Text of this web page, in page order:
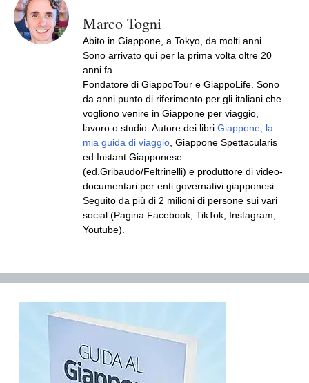
Marco Togni
Abito in Giappone, a Tokyo, da molti anni.
Sono arrivato qui per la prima volta oltre 20
anni fa.
Fondatore di GiappoTour e GiappoLife. Sono
da anni punto di riferimento per gli italiani che
vogliono venire in Giappone per viaggio,
lavoro o studio. Autore dei libri Giappone, la
mia guida di viaggio , Giappone Spettacularis
ed Instant Giapponese
(ed.Gribaudo/Feltrinelli) e produttore di video-
documentari per enti governativi giapponesi.
Seguito da più di 2 milioni di persone sui vari
social (Pagina Facebook, TikTok, Instagram,
Youtube).